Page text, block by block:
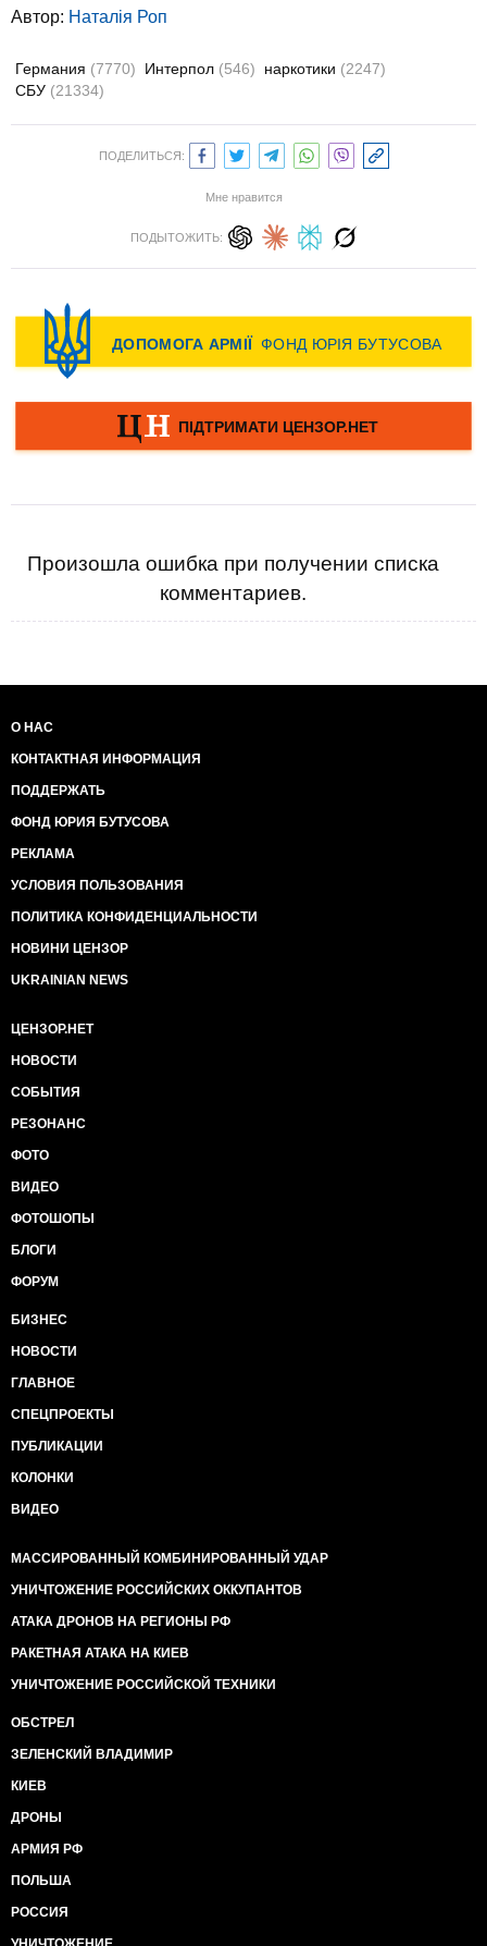
Автор: Наталія Роп
Германия (7770) Интерпол (546) наркотики (2247)
СБУ (21334)
ПОДЕЛИТЬСЯ:
Мне нравится
ПОДЫТОЖИТЬ:
Произошла ошибка при получении списка
комментариев.
О НАС
КОНТАКТНАЯ ИНФОРМАЦИЯ
ПОДДЕРЖАТЬ
ФОНД ЮРИЯ БУТУСОВА
РЕКЛАМА
УСЛОВИЯ ПОЛЬЗОВАНИЯ
ПОЛИТИКА КОНФИДЕНЦИАЛЬНОСТИ
НОВИНИ ЦЕНЗОР
UKRAINIAN NEWS
ЦЕНЗОР.НЕТ
НОВОСТИ
СОБЫТИЯ
РЕЗОНАНС
ФОТО
ВИДЕО
ФОТОШОПЫ
БЛОГИ
ФОРУМ
БИЗНЕС
НОВОСТИ
ГЛАВНОЕ
СПЕЦПРОЕКТЫ
ПУБЛИКАЦИИ
КОЛОНКИ
ВИДЕО
МАССИРОВАННЫЙ КОМБИНИРОВАННЫЙ УДАР
УНИЧТОЖЕНИЕ РОССИЙСКИХ ОККУПАНТОВ
АТАКА ДРОНОВ НА РЕГИОНЫ РФ
РАКЕТНАЯ АТАКА НА КИЕВ
УНИЧТОЖЕНИЕ РОССИЙСКОЙ ТЕХНИКИ
ОБСТРЕЛ
ЗЕЛЕНСКИЙ ВЛАДИМИР
КИЕВ
ДРОНЫ
АРМИЯ РФ
ПОЛЬША
РОССИЯ